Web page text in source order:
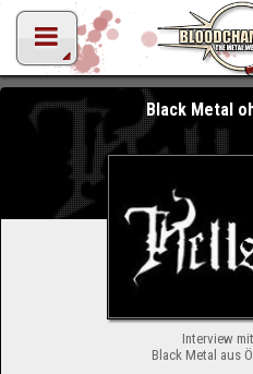
Black Metal
Interview mit
Black Metal aus